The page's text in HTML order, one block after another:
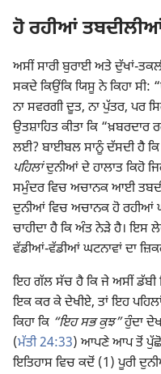
ਹੋ ਰਹੀਆਂ
ਅਸੀਂ ਸਾਰੀ ਬੁਰਾਈ ਅਤੇ ਦੁੱਖਾਂ-
ਸਕਦੇ ਕਿਉਂਕਿ ਯਿਸੂ ਨੇ ਕਿਹਾ
ਨਾ ਸਵਰਗੀ ਦੂਤ, ਨਾ ਪੁੱਤਰ, ਪਰ
ਉਤਸ਼ਾਹਿਤ ਕੀਤਾ ਕਿ “ਖ਼ਬਰਦਾਰ
ਲਈ? ਬਾਈਬਲ ਸਾਨੂੰ ਦੱਸਦੀ ਹੈ
ਪਹਿਲਾਂਦੁਨੀਆਂ ਦੇ ਹਾਲਾਤ ਕਿਹੋ
ਸਮੁੰਦਰ ਵਿਚ ਅਚਾਨਕ ਆਈ
ਦੁਨੀਆਂ ਵਿਚ ਅਚਾਨਕ ਹੋ ਰਹੀਆਂ
ਚਾਹੀਦਾ ਹੈ ਕਿ ਅੰਤ ਨੇੜੇ ਹੈ। ਇਸ
ਵੱਡੀਆਂ-ਵੱਡੀਆਂ ਘਟਨਾਵਾਂ ਦਾ
ਇਹ ਗੱਲ ਸੱਚ ਹੈ ਕਿ ਜੇ ਅਸੀਂ ਡੱਬੀ
ਇਕ ਕਰ ਕੇ ਦੇਖੀਏ, ਤਾਂ ਇਹ
ਕਿਹਾ ਕਿ “ਇਹ ਸਭ ਕੁਝ”ਹੁੰਦਾ
(ਮੱਤੀ 24:33) ਆਪਣੇ ਆਪ ਤੋਂ
ਇਤਿਹਾਸ ਵਿਚ ਕਦੋਂ (1) ਪੂਰੀ